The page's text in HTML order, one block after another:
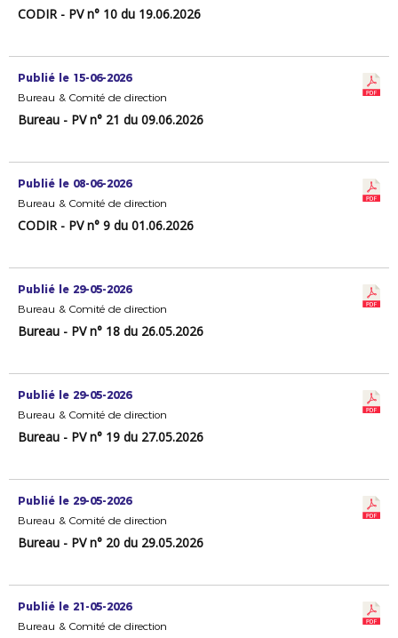
CODIR - PV n° 10 du 19.06.2026
Publié le 15-06-2026
Bureau & Comité de direction
Bureau - PV n° 21 du 09.06.2026
Publié le 08-06-2026
Bureau & Comité de direction
CODIR - PV n° 9 du 01.06.2026
Publié le 29-05-2026
Bureau & Comité de direction
Bureau - PV n° 18 du 26.05.2026
Publié le 29-05-2026
Bureau & Comité de direction
Bureau - PV n° 19 du 27.05.2026
Publié le 29-05-2026
Bureau & Comité de direction
Bureau - PV n° 20 du 29.05.2026
Publié le 21-05-2026
Bureau & Comité de direction